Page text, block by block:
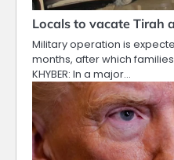
Locals to vacate Tirah
Military operation is
months, after which
KHYBER: In a major…